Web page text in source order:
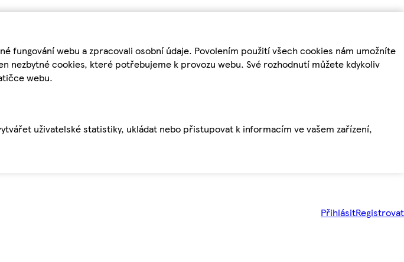
fungování webu a zpracovali osobní údaje. Povolením použití všech cookies nám umožníte
nezbytné cookies, které potřebujeme k provozu webu. Své rozhodnutí můžete kdykoliv
webu.
uživatelské statistiky, ukládat nebo přistupovat k informacím ve vašem zařízení,
PřihlásitRegistrovat